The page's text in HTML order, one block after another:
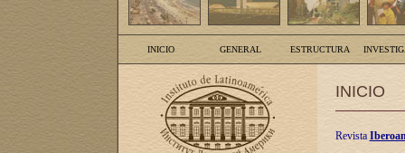
INICIO GENERAL ESTRUCTURA
INICIO
Revista